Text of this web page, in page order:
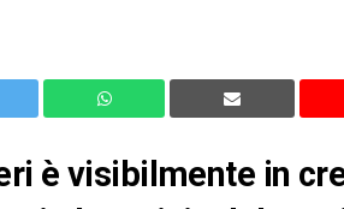
è visibilmente in